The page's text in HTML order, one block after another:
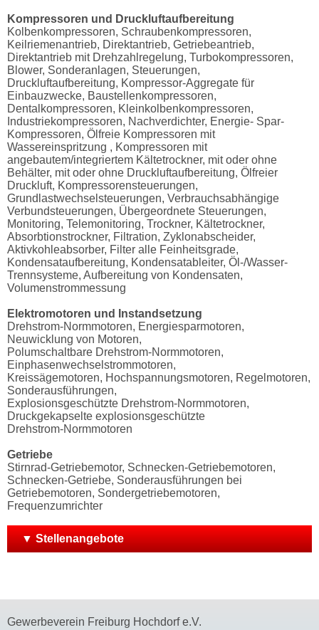
Kompressoren und Druckluftaufbereitung
Kolbenkompressoren, Schraubenkompressoren,
Keilriemenantrieb, Direktantrieb, Getriebeantrieb,
Direktantrieb mit Drehzahlregelung, Turbokompressoren,
Blower, Sonderanlagen, Steuerungen,
Druckluftaufbereitung, Kompressor-Aggregate für
Einbauzwecke, Baustellenkompressoren,
Dentalkompressoren, Kleinkolbenkompressoren,
Industriekompressoren, Nachverdichter, Energie- Spar-
Kompressoren, Ölfreie Kompressoren mit
Wassereinspritzung , Kompressoren mit
angebautem/integriertem Kältetrockner, mit oder ohne
Behälter, mit oder ohne Druckluftaufbereitung, Ölfreier
Druckluft, Kompressorensteuerungen,
Grundlastwechselsteuerungen, Verbrauchsabhängige
Verbundsteuerungen, Übergeordnete Steuerungen,
Monitoring, Telemonitoring, Trockner, Kältetrockner,
Absorbtionstrockner, Filtration, Zyklonabscheider,
Aktivkohleabsorber, Filter alle Feinheitsgrade,
Kondensataufbereitung, Kondensatableiter, Öl-/Wasser-
Trennsysteme, Aufbereitung von Kondensaten,
Volumenstrommessung
Elektromotoren und Instandsetzung
Drehstrom-Normmotoren, Energiesparmotoren,
Neuwicklung von Motoren,
Polumschaltbare Drehstrom-Normmotoren,
Einphasenwechselstrommotoren,
Kreissägemotoren, Hochspannungsmotoren, Regelmotoren,
Sonderausführungen,
Explosionsgeschützte Drehstrom-Normmotoren,
Druckgekapselte explosionsgeschützte
Drehstrom-Normmotoren
Getriebe
Stirnrad-Getriebemotor, Schnecken-Getriebemotoren,
Schnecken-Getriebe, Sonderausführungen bei
Getriebemotoren, Sondergetriebemotoren,
Frequenzumrichter
▼ Stellenangebote
Gewerbeverein Freiburg Hochdorf e.V.